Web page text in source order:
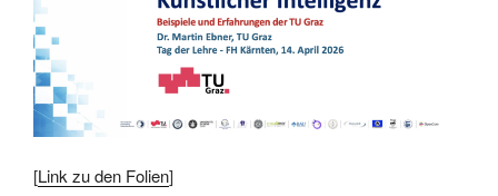
[Link zu den Folien]